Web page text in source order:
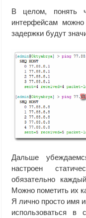
В целом, понять
интерфейсам
задержки будут
Дальше
настроен
обязательно
Можно пометить их
Я лично просто имя
использоваться в